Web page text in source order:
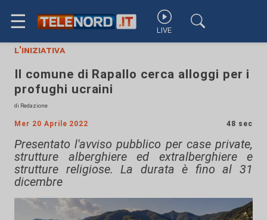
☰ LIVE
l'iniziativa
Il comune di Rapallo cerca alloggi per i
profughi ucraini
di Redazione
Mer 20 Aprile 2022 48 sec
Presentato l'avviso pubblico per case private,
strutture alberghiere ed extralberghiere e
strutture religiose. La durata è fino al 31
dicembre